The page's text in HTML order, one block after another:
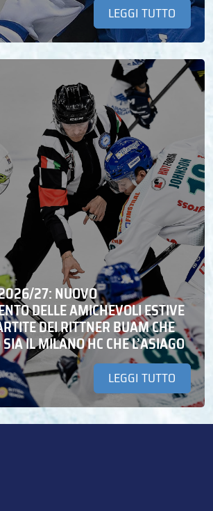
LEGGI TUTTO
27: NUOVO
DELLE AMICHEVOLI ESTIVE
DEI RITTNER BUAM CHE
IL MILANO HC CHE L’ASIAGO
LEGGI TUTTO